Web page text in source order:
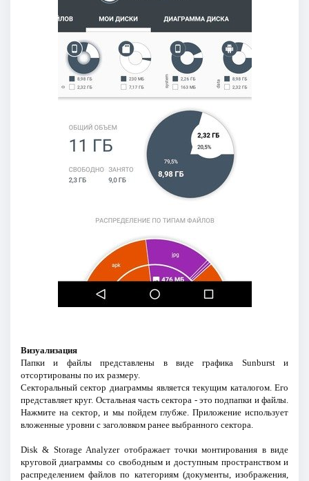
Визуализация
Папки и файлы представлены в виде графика Sunburst и
отсортированы по их размеру.
Секторальный сектор диаграммы является текущим каталогом. Его
представляет круг. Остальная часть сектора - это подпапки и файлы.
Нажмите на сектор, и мы пойдем глубже. Приложение использует
вложенные уровни с заголовком ранее выбранного сектора.
Disk & Storage Analyzer отображает точки монтирования в виде
круговой диаграммы со свободным и доступным пространством и
распределением файлов по категориям (документы, изображения,